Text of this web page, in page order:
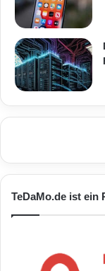
TeDaMo.de ist ein